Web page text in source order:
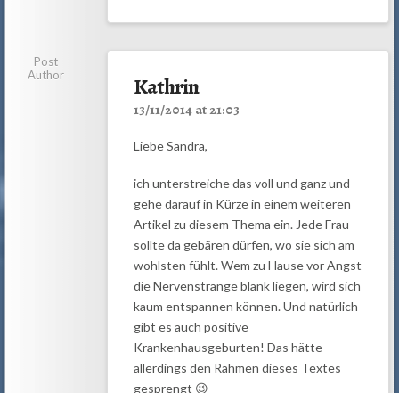
Post
Author
Kathrin
13/11/2014 at 21:03
Liebe Sandra,
ich unterstreiche das voll und ganz und
gehe darauf in Kürze in einem weiteren
Artikel zu diesem Thema ein. Jede Frau
sollte da gebären dürfen, wo sie sich am
wohlsten fühlt. Wem zu Hause vor Angst
die Nervenstränge blank liegen, wird sich
kaum entspannen können. Und natürlich
gibt es auch positive
Krankenhausgeburten! Das hätte
allerdings den Rahmen dieses Textes
gesprengt 😉